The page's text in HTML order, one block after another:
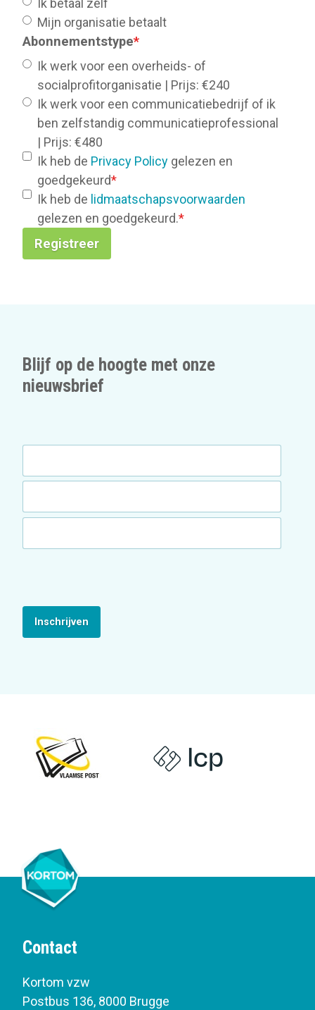
Ik betaal zelf
Mijn organisatie betaalt
Abonnementstype*
Ik werk voor een overheids- of
socialprofitorganisatie | Prijs: €240
Ik werk voor een communicatiebedrijf of ik
ben zelfstandig communicatieprofessional
| Prijs: €480
Ik heb de Privacy Policy gelezen en
goedgekeurd*
Ik heb de lidmaatschapsvoorwaarden
gelezen en goedgekeurd.*
Registreer
Blijf op de hoogte met onze
nieuwsbrief
Inschrijven
Contact
Kortom vzw
Postbus 136, 8000 Brugge